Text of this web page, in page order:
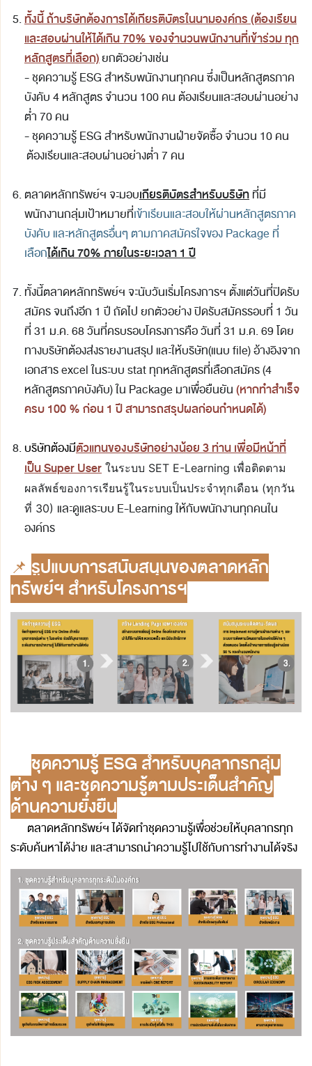
ทั้งนี้ ถ้าบริษัทต้องการได้เกียรติบัตรในนามองค์กร (ต้องเรียน
และสอบผ่านให้ได้เกิน 70% ของจำนวนพนักงานที่เข้าร่วม ทุก
หลักสูตรที่เลือก)ยกตัวอย่างเช่น
- ชุดความรู้ ESG สำหรับพนักงานทุกคน ซึ่งเป็นหลักสูตรภาค
บังคับ 4 หลักสูตร จำนวน 100 คน ต้องเรียนและสอบผ่านอย่าง
ต่ำ 70 คน
- ชุดความรู้ ESG สำหรับพนักงานฝ่ายจัดซื้อ จำนวน 10 คน
ต้องเรียนและสอบผ่านอย่างต่ำ 7 คน
ตลาดหลักทรัพย์ฯ จะมอบเกียรติบัตรสำหรับบริษัทที่มี
พนักงานกลุ่มเป้าหมายที่เข้าเรียนและสอบให้ผ่านหลักสูตรภาค
บังคับ และหลักสูตรอื่นๆ ตามภาคสมัครใจของPackage ที่
เลือกได้เกิน 70% ภายในระยะเวลา 1 ปี
ทั้งนี้ตลาดหลักทรัพย์ฯ จะนับวันเริ่มโครงการฯ ตั้งแต่วันที่ปิดรับ
สมัคร จนถึงอีก 1 ปี ถัดไป ยกตัวอย่าง ปิดรับสมัครรอบที่ 1 วัน
ที่ 31 ม.ค. 68 วันที่ครบรอบโครงการคือ วันที่ 31 ม.ค. 69 โดย
ทางบริษัทต้องส่งรายงานสรุป และให้บริษัท(แนบ file) อ้างอิงจาก
เอกสาร excel ในระบบ stat ทุกหลักสูตรที่เลือกสมัคร (4
หลักสูตรภาคบังคับ) ใน Package มาเพื่อยืนยัน(หากทำสำเร็จ
ครบ 100 % ก่อน 1 ปี สามารถสรุปผลก่อนกำหนดได้)
บริษัทต้องมีตัวแทนของบริษัทอย่างน้อย 3 ท่าน เพื่อมีหน้าที่
เป็น Super User ในระบบ SET E-Learning เพื่อติดตาม
ผลลัพธ์ของการเรียนรู้ในระบบเป็นประจำทุกเดือน (ทุกวัน
ที่ 30) และดูแลระบบ E-Learning ให้กับพนักงานทุกคนใน
องค์กร
📌รูปแบบการสนับสนุนของตลาดหลัก
ทรัพย์ฯ สำหรับโครงการฯ
ชุดความรู้ ESG สำหรับบุคลากรกลุ่ม
ต่าง ๆ และชุดความรู้ตามประเด็นสำคัญ
ด้านความยั่งยืน
ตลาดหลักทรัพย์ฯ ได้จัดทำชุดความรู้เพื่อช่วยให้บุคลากรทุก
ระดับค้นหาได้ง่าย และสามารถนำความรู้ไปใช้กับการทำงานได้จริง